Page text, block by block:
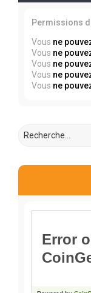
Permissions
Vous ne
Vous ne
Vous ne
Vous ne
Vous ne